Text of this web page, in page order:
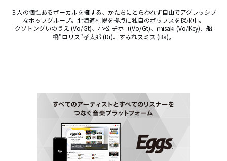
３人の個性あるボーカルを擁する、かたちにとらわれず自由でアグレッシブ
なポップグループ。北海道札幌を拠点に独自のポップスを探求中。
クソトングいのうえ (Vo/Gt)、小松 チホコ(Vo/Gt)、ｍisaki (Vo/Key)、船
橋"ロリス"孝太郎 (Dr)、すみれスミス (Ba)。